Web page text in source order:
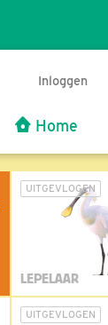
Inloggen
Home
UITGEVLOGEN
LEPELAAR
UITGEVLOGEN